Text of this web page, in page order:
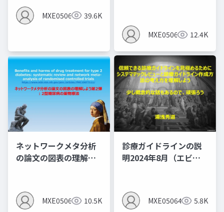
明となっている＞
MXE05064 39.6K
MXE05064 12.4K
ネットワークメタ分析
の論文の図表の理解し
MXE05064 10.5K
診療ガイドラインの説
明2024年8月（エビデ
とMindsの間違いあ
り）
MXE05064 5.8K